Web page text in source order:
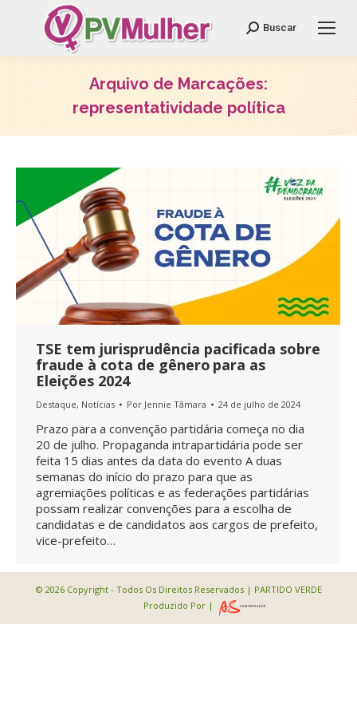
Search:
Buscar
Arquivo de Marcações:
representatividade política
TSE tem jurisprudência pacificada sobre
fraude à cota de gênero para as
Eleições 2024
Destaque, Notícias Por Jennie Tâmara 24 de julho de 2024
Prazo para a convenção partidária começa no dia
20 de julho. Propaganda intrapartidária pode ser
feita 15 dias antes da data do evento A duas
semanas do início do prazo para que as
agremiações políticas e as federações partidárias
possam realizar convenções para a escolha de
candidatas e de candidatos aos cargos de prefeito,
vice-prefeito…
© 2026 Copyright - Todos Os Direitos Reservados | PARTIDO VERDE
Produzido Por |